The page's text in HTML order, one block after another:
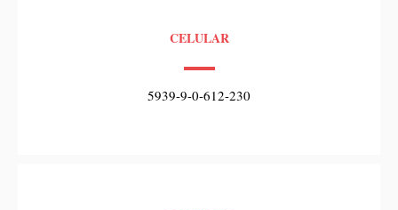
CELULAR
5939-9-0-612-230